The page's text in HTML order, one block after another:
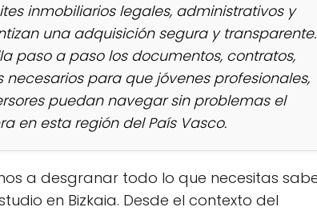
inmobiliarios legales, administrativos y
una adquisición segura y transparente.
paso a paso los documentos, contratos,
necesarios para que jóvenes profesionales,
puedan navegar sin problemas el
en esta región del País Vasco.
a desgranar todo lo que necesitas
en Bizkaia. Desde el contexto del